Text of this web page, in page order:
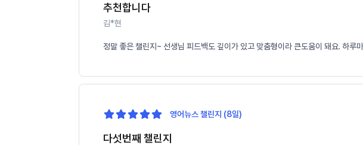
추천합니다
김*현
정말 좋은 챌린지~ 선생님 피드백도 깊이가 있고 맞춤형이라 큰도움이 돼요. 하
영어뉴스 챌린지 (8일)
다섯번째 챌린지